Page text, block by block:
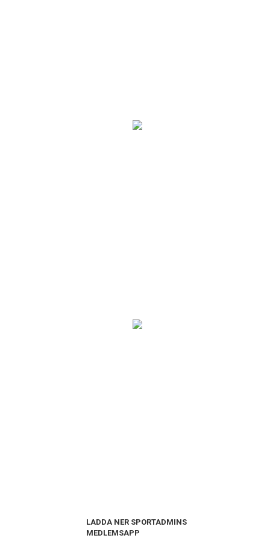
LADDA NER SPORTADMINS
MEDLEMSAPP